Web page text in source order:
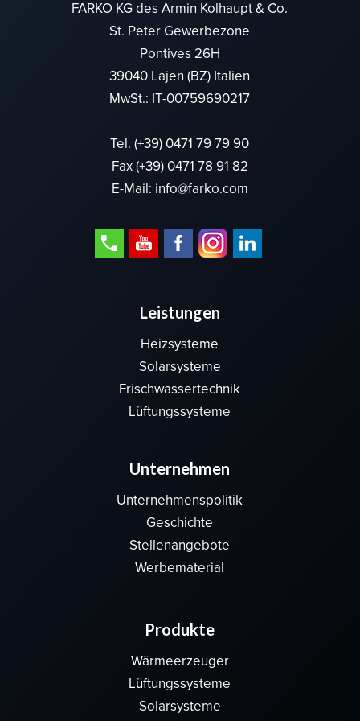
FARKO KG des Armin Kolhaupt & Co.
St. Peter Gewerbezone
Pontives 26H
39040 Lajen (BZ) Italien
MwSt.: IT-00759690217
Tel.(+39) 0471 79 79 90
Fax (+39) 0471 78 91 82
E-Mail: info@farko.com
Leistungen
Heizsysteme
Solarsysteme
Frischwassertechnik
Lüftungssysteme
Unternehmen
Unternehmenspolitik
Geschichte
Stellenangebote
Werbematerial
Produkte
Wärmeerzeuger
Lüftungssysteme
Solarsysteme